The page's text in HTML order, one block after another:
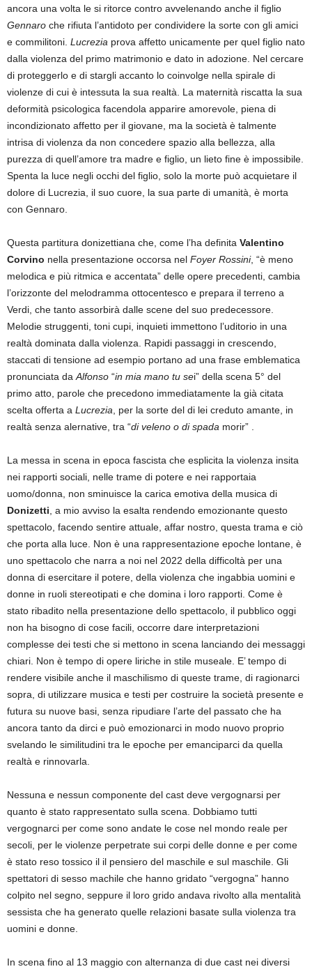
ancora una volta le si ritorce contro avvelenando anche il figlio
Gennaro che rifiuta l’antidoto per condividere la sorte con gli amici
e commilitoni. Lucrezia prova affetto unicamente per quel figlio nato
dalla violenza del primo matrimonio e dato in adozione. Nel cercare
di proteggerlo e di stargli accanto lo coinvolge nella spirale di
violenze di cui è intessuta la sua realtà. La maternità riscatta la sua
deformità psicologica facendola apparire amorevole, piena di
incondizionato affetto per il giovane, ma la società è talmente
intrisa di violenza da non concedere spazio alla bellezza, alla
purezza di quell’amore tra madre e figlio, un lieto fine è impossibile.
Spenta la luce negli occhi del figlio, solo la morte può acquietare il
dolore di Lucrezia, il suo cuore, la sua parte di umanità, è morta
con Gennaro.
Questa partitura donizettiana che, come l’ha definita Valentino
Corvino nella presentazione occorsa nel Foyer Rossini, “è meno
melodica e più ritmica e accentata” delle opere precedenti, cambia
l’orizzonte del melodramma ottocentesco e prepara il terreno a
Verdi, che tanto assorbirà dalle scene del suo predecessore.
Melodie struggenti, toni cupi, inquieti immettono l’uditorio in una
realtà dominata dalla violenza. Rapidi passaggi in crescendo,
staccati di tensione ad esempio portano ad una frase emblematica
pronunciata daAlfonso “in mia mano tu sei” della scena 5° del
primo atto, parole che precedono immediatamente la già citata
scelta offerta a Lucrezia, per la sorte del di lei creduto amante, in
realtà senza alernative, tra “di veleno o di spada morir” .
La messa in scena in epoca fascista che esplicita la violenza insita
nei rapporti sociali, nelle trame di potere e nei rapportaia
uomo/donna, non sminuisce la carica emotiva della musica di
Donizetti, a mio avviso la esalta rendendo emozionante questo
spettacolo, facendo sentire attuale, affar nostro, questa trama e ciò
che porta alla luce. Non è una rappresentazione epoche lontane, è
uno spettacolo che narra a noi nel 2022 della difficoltà per una
donna di esercitare il potere, della violenza che ingabbia uomini e
donne in ruoli stereotipati e che domina i loro rapporti. Come è
stato ribadito nella presentazione dello spettacolo, il pubblico oggi
non ha bisogno di cose facili, occorre dare interpretazioni
complesse dei testi che si mettono in scena lanciando dei messaggi
chiari. Non è tempo di opere liriche in stile museale. E’ tempo di
rendere visibile anche il maschilismo di queste trame, di ragionarci
sopra, di utilizzare musica e testi per costruire la società presente e
futura su nuove basi, senza ripudiare l’arte del passato che ha
ancora tanto da dirci e può emozionarci in modo nuovo proprio
svelando le similitudini tra le epoche per emanciparci da quella
realtà e rinnovarla.
Nessuna e nessun componente del cast deve vergognarsi per
quanto è stato rappresentato sulla scena. Dobbiamo tutti
vergognarci per come sono andate le cose nel mondo reale per
secoli, per le violenze perpetrate sui corpi delle donne e per come
è stato reso tossico il il pensiero del maschile e sul maschile. Gli
spettatori di sesso machile che hanno gridato “vergogna” hanno
colpito nel segno, seppure il loro grido andava rivolto alla mentalità
sessista che ha generato quelle relazioni basate sulla violenza tra
uomini e donne.
In scena fino al 13 maggio con alternanza di due cast nei diversi